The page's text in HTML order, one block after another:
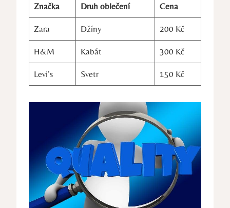
Značka Druh oblečení Cena
Zara Džíny 200 Kč
H&M Kabát 300 Kč
Levi’s Svetr 150 Kč